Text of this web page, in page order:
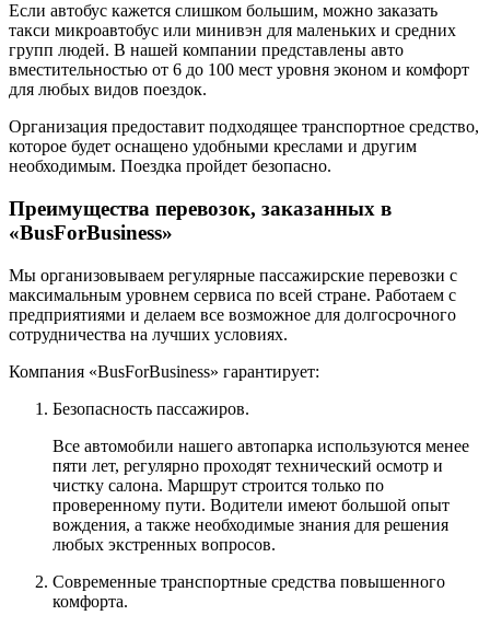
Если автобус кажется слишком большим, можно заказать
такси микроавтобус или минивэн для маленьких и средних
групп людей. В нашей компании представлены авто
вместительностью от 6 до 100 мест уровня эконом и комфорт
для любых видов поездок.
Организация предоставит подходящее транспортное средство,
которое будет оснащено удобными креслами и другим
необходимым. Поездка пройдет безопасно.
Преимущества перевозок, заказанных в
«BusForBusiness»
Мы организовываем регулярные пассажирские перевозки с
максимальным уровнем сервиса по всей стране. Работаем с
предприятиями и делаем все возможное для долгосрочного
сотрудничества на лучших условиях.
Компания «BusForBusiness» гарантирует:
Безопасность пассажиров.
Все автомобили нашего автопарка используются менее
пяти лет, регулярно проходят технический осмотр и
чистку салона. Маршрут строится только по
проверенному пути. Водители имеют большой опыт
вождения, а также необходимые знания для решения
любых экстренных вопросов.
Современные транспортные средства повышенного
комфорта.